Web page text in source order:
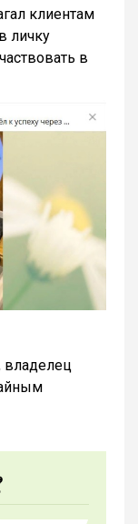
клиентам
личку
в
владелец